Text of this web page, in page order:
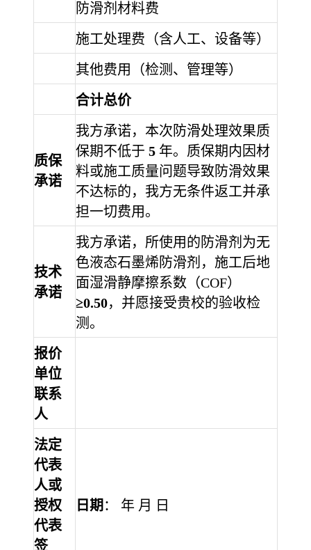
防滑剂材料费
施工处理费（含人工、设备等）
其他费用（检测、管理等）
合计总价
质保
承诺
我方承诺，本次防滑处理效果质
保期不低于 5 年。质保期内因材
料或施工质量问题导致防滑效果
不达标的，我方无条件返工并承
担一切费用。
技术
承诺
我方承诺，所使用的防滑剂为无
色液态石墨烯防滑剂，施工后地
面湿滑静摩擦系数（COF）
≥0.50，并愿接受贵校的验收检
测。
报价
单位
联系
人
法定
代表
人或
授权
代表
签
日期 ： 年 月 日